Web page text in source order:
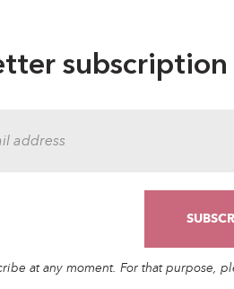
subscription
at any moment. For that purpose,